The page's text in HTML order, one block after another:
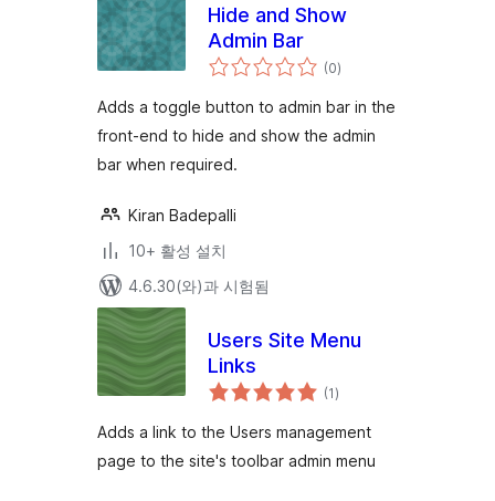
Hide and Show
Admin Bar
(0전
체
점
)
Adds a toggle button to admin bar in the
front-end to hide and show the admin
bar when required.
Kiran Badepalli
10+ 활성 설치
4.6.30(와)과 시험됨
Users Site Menu
Links
(1전
체
점
)
Adds a link to the Users management
page to the site's toolbar admin menu